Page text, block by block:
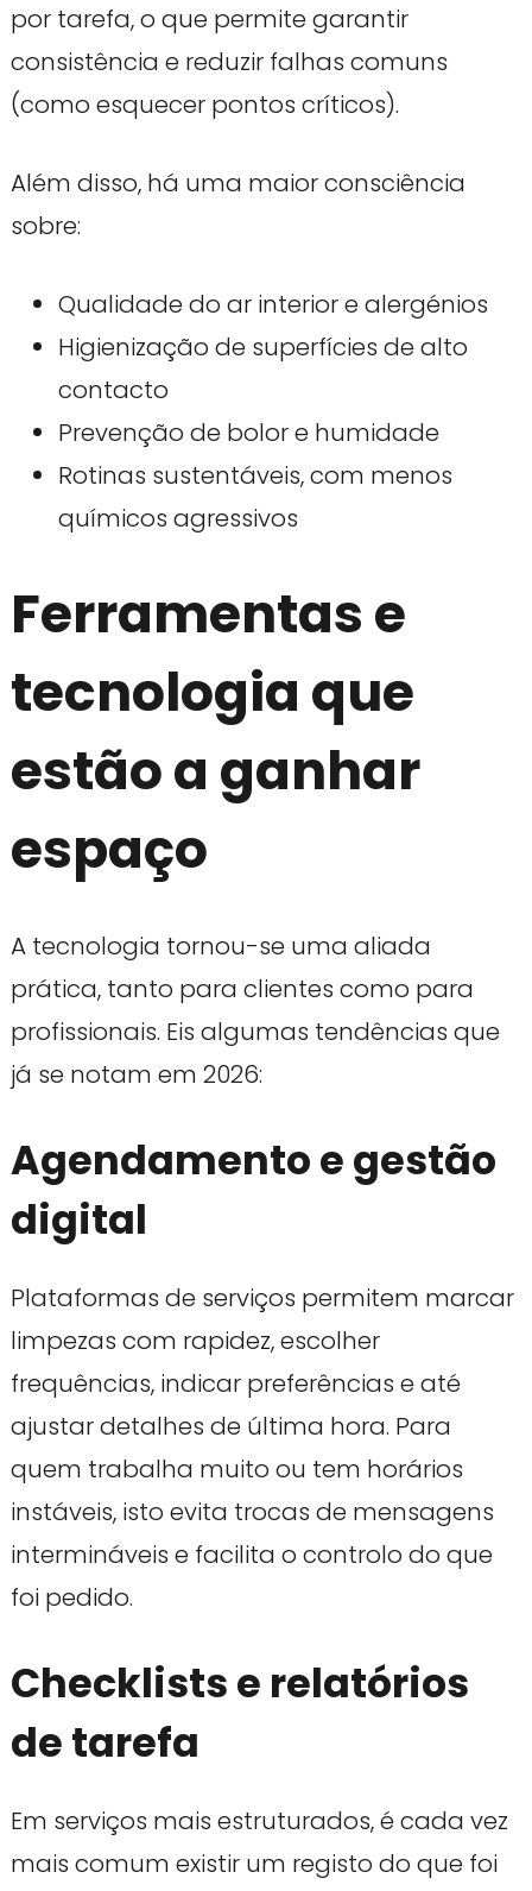
por tarefa, o que permite garantir
consistência e reduzir falhas comuns
(como esquecer pontos críticos).
Além disso, há uma maior consciência
sobre:
Qualidade do ar interior e alergénios
Higienização de superfícies de alto
contacto
Prevenção de bolor e humidade
Rotinas sustentáveis, com menos
químicos agressivos
Ferramentas e
tecnologia que
estão a ganhar
espaço
A tecnologia tornou-se uma aliada
prática, tanto para clientes como para
profissionais. Eis algumas tendências que
já se notam em 2026:
Agendamento e gestão
digital
Plataformas de serviços permitem marcar
limpezas com rapidez, escolher
frequências, indicar preferências e até
ajustar detalhes de última hora. Para
quem trabalha muito ou tem horários
instáveis, isto evita trocas de mensagens
intermináveis e facilita o controlo do que
foi pedido.
Checklists e relatórios
de tarefa
Em serviços mais estruturados, é cada vez
mais comum existir um registo do que foi